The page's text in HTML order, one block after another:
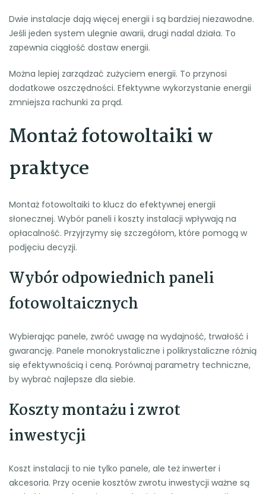
Dwie instalacje dają więcej energii i są bardziej niezawodne.
Jeśli jeden system ulegnie awarii, drugi nadal działa. To
zapewnia ciągłość dostaw energii.
Można lepiej zarządzać zużyciem energii. To przynosi
dodatkowe oszczędności. Efektywne wykorzystanie energii
zmniejsza rachunki za prąd.
Montaż fotowoltaiki w
praktyce
Montaż fotowoltaiki to klucz do efektywnej energii
słonecznej. Wybór paneli i koszty instalacji wpływają na
opłacalność. Przyjrzymy się szczegółom, które pomogą w
podjęciu decyzji.
Wybór odpowiednich paneli
fotowoltaicznych
Wybierając panele, zwróć uwagę na wydajność, trwałość i
gwarancję. Panele monokrystaliczne i polikrystaliczne różnią
się efektywnością i ceną. Porównaj parametry techniczne,
by wybrać najlepsze dla siebie.
Koszty montażu i zwrot
inwestycji
Koszt instalacji to nie tylko panele, ale też inwerter i
akcesoria. Przy ocenie kosztów zwrotu inwestycji ważne są